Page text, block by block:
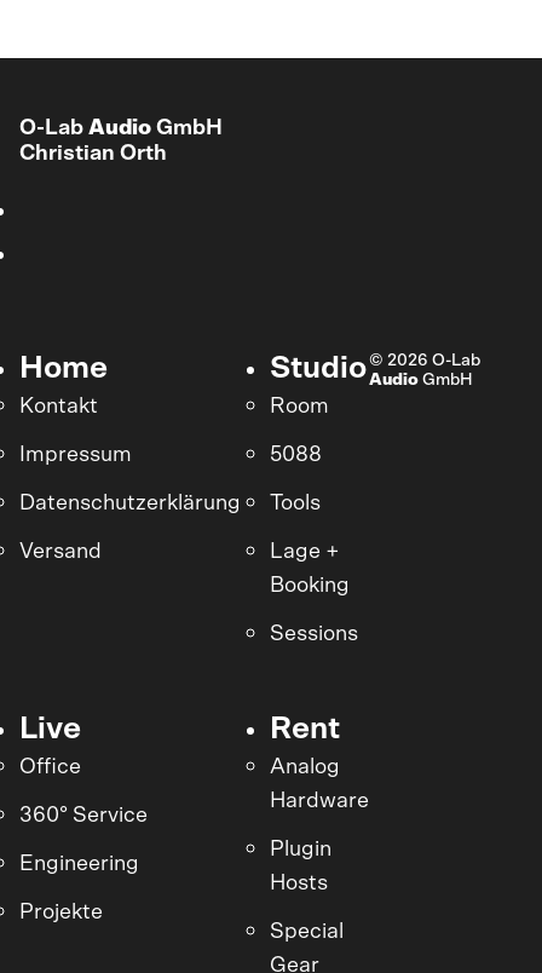
O-Lab Audio GmbH
Christian Orth
Home
Kontakt
Impressum
Datenschutzerklärung
Versand
Studio
Room
5088
Tools
Lage +
Booking
Sessions
Live
Office
360° Service
Engineering
Projekte
Rent
Analog
Hardware
Plugin
Hosts
Special
Gear
© 2026 O-Lab
Audio GmbH